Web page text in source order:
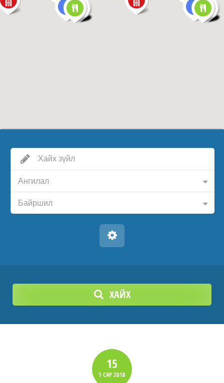
Ангилал
Байршил
ХАЙХ
15
1 САР2018